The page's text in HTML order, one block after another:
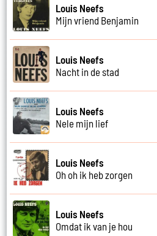
Louis Neefs
Mijn vriend Benjamin
Louis Neefs
Nacht in de stad
Louis Neefs
Nele mijn lief
Louis Neefs
Oh oh ik heb zorgen
Louis Neefs
Omdat ik van je hou